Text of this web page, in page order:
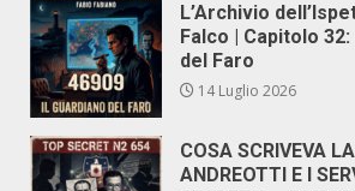
L’Archivio
Falco | Capitolo 32:
del Faro
14 Luglio 2026
COSA SCRIVEVA
ANDREOTTI E I